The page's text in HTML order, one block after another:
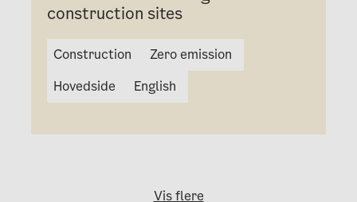
construction sites
Construction
Zero emission
Hovedside
English
Vis flere